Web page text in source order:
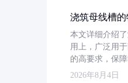
浇筑母线槽
本文详细介绍
用上，广泛用
的高要求，保
2026年8月4日